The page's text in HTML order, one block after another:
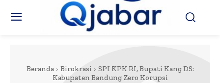
Beranda Birokrasi
SPI KPK RI, Bupati Kang DS:
Kabupaten Bandung Zero Korupsi